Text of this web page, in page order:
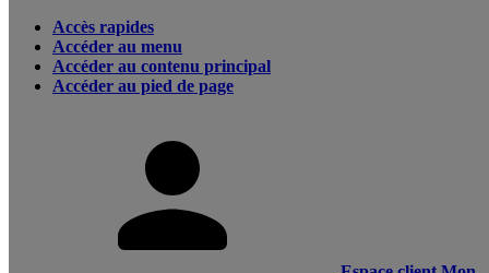
Accès rapides
Accéder au menu
Accéder au contenu principal
Accéder au pied de page